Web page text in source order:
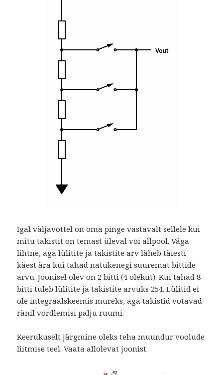
Igal väljavõttel on oma pinge vastavalt sellele kui
mitu takistit on temast üleval või allpool. Väga
lihtne, aga lülitite ja takistite arv läheb täiesti
käest ära kui tahad natukenegi suuremat bittide
arvu. Joonisel olev on 2 bitti (4 olekut). Kui tahad 8
bitti tuleb lülitite ja takistite arvuks 254. Lülitid ei
ole integraalskeemis mureks, aga takistid võtavad
ränil võrdlemisi palju ruumi.
Keerukuselt järgmine oleks teha muundur voolude
liitmise teel. Vaata allolevat joonist.